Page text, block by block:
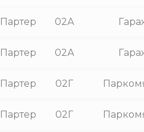
Партер 02А
Партер 02А
Партер 02Г
Партер 02Г